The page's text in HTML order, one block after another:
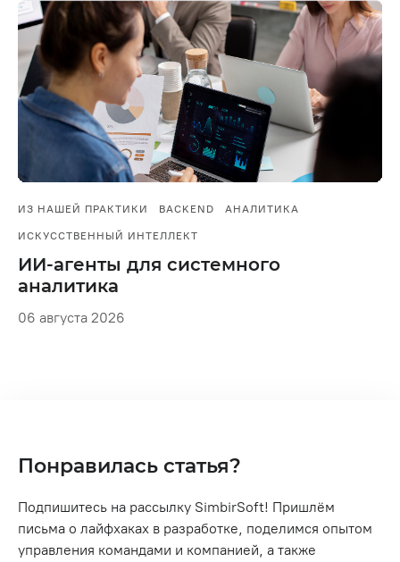
ИЗ НАШЕЙ ПРАКТИКИ BACKEND АНАЛИТИКА
ИСКУССТВЕННЫЙ ИНТЕЛЛЕКТ
ИИ-агенты для системного
аналитика
06 августа 2026
Понравилась статья?
Подпишитесь на рассылку SimbirSoft! Пришлём
письма о лайфхаках в разработке, поделимся опытом
управления командами и компанией, а также